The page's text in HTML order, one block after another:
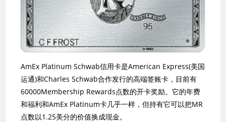
AmEx Platinum Schwab信用卡是American Express(美国
运通)和Charles Schwab合作发行的高端签账卡，目前有
60000Membership Rewards点数的开卡奖励。它的年费
和福利和AmEx Platinum卡几乎一样，但持有它可以把MR
点数以1.25美分的价值换成现金。